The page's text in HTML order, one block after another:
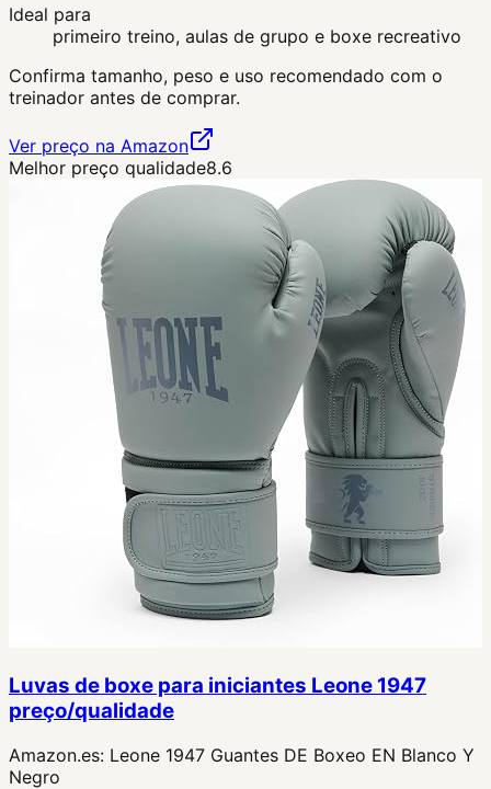
Ideal para
primeiro treino, aulas de grupo e boxe recreativo
Confirma tamanho, peso e uso recomendado com o
treinador antes de comprar.
Ver preço na Amazon
Melhor preço qualidade8.6
Luvas de boxe para iniciantes Leone 1947
preço/qualidade
Amazon.es: Leone 1947 Guantes DE Boxeo EN Blanco Y
Negro